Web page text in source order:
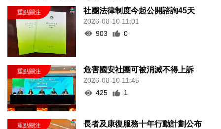
社團法律制度今起公開諮詢45天
2026-08-10 11:01
903
0
危害國安社團可被消滅不得上訴
2026-08-10 11:45
425
1
長者及康復服務十年行動計劃公布